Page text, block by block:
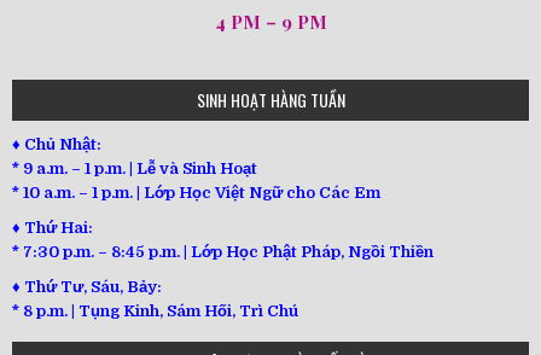
4 PM – 9 PM
SINH HOẠT HÀNG TUẦN
♦ Chủ Nhật:
* 9 a.m. – 1 p.m. | Lễ và Sinh Hoạt
* 10 a.m. – 1 p.m. | Lớp Học Việt Ngữ cho Các Em
♦ Thứ Hai:
* 7:30 p.m. – 8:45 p.m. | Lớp Học Phật Pháp, Ngồi Thiền
♦ Thứ Tư, Sáu, Bảy:
* 8 p.m. | Tụng Kinh, Sám Hối, Trì Chú